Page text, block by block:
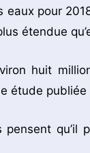
eaux pour
étendue
huit
étude
pensent qu’il